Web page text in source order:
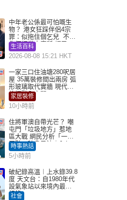
中年老公係最可怕嘅生
物？ 港女狂踩伴侶4宗
罪：似拖住個乞兒 不解
為何經常去廁所 網民一
語道破
生活百科
2026-08-08 15:21 HKT
一家三口住油塘280呎居
屋 35萬裝修間出兩房 弧
形玻璃取代實牆 現代神
枱櫃融入玄關
家居裝修
10小時前
住將軍澳自帶光芒？ 嘲
屯門「垃圾地方」惹地
區大戰 網民分析「一共
同點」秒息風波｜Juicy
叮
時事熱話
5小時前
破紀錄高溫︱上水錄39.8
度 天文台：自1980年代
設氣象站以來境內最高
紀錄
社會